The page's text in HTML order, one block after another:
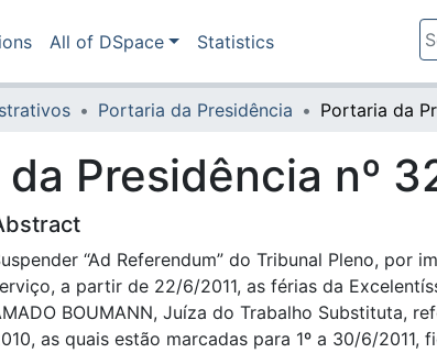
All of DSpace Statistics
Portaria da Presidência
Presidência nº
“Ad Referendum” do Tribunal Pleno, por
a partir de 22/6/2011, as férias da
BOUMANN, Juíza do Trabalho Substituta,
as quais estão marcadas para 1º a 30/6/2011,